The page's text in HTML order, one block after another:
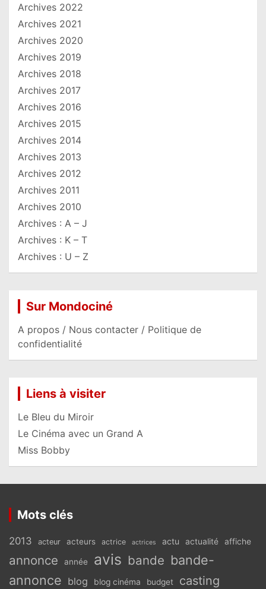
Archives 2022
Archives 2021
Archives 2020
Archives 2019
Archives 2018
Archives 2017
Archives 2016
Archives 2015
Archives 2014
Archives 2013
Archives 2012
Archives 2011
Archives 2010
Archives : A – J
Archives : K – T
Archives : U – Z
Sur Mondociné
A propos / Nous contacter / Politique de
confidentialité
Liens à visiter
Le Bleu du Miroir
Le Cinéma avec un Grand A
Miss Bobby
Mots clés
2013 acteur acteurs actrice actrices actu actualité affiche
annonce année avis bande bande-
annonce blog blog cinéma budget casting